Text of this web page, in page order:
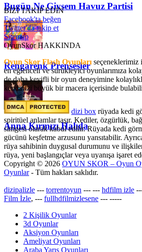
Bugün Ne Giysem Havuz Partisi
Rengarenk Prensesler
Anna Kırmızı Halıda
BİZİ TAKİP EDİN
Facebook'ta beğen
Twitter'da takip et
Sitemap
OyunSkor HAKKINDA
Oyun Skor Flash Oyunları seçeneklerimiz
en eğlenceli ve sürükleyici oyunlarımıza
de daha keyifli bir oyun deneyimine
kendinizi büyük bir macera içerisinde
dizi box rüyada kedi
spiritüel anlamlar taşır. Kediler, özgürlük,
simgesi olarak kabul edilir. Rüyada kedi
gücünü keşfetme arzusunu yansıtabilir.
rüya sahibinin duygusal durumunu ve
rüya, yeni başlangıçlar veya uyanışa işaret
Copyright © 2026 OYUN SKOR – Oyun
Oyunlar- Tüm hakları saklıdır.
dizipalizle --- torrentoyun --- --- hdfilm izle
Film İzle, --- fullhdfilmizlesene --- -----
2 Kişilik Oyunlar
3d Oyunlar
Aksiyon Oyunları
Ameliyat Oyunları
Araba Yarış Oyunları